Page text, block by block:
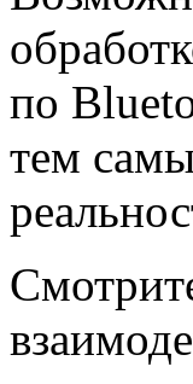
по
тем